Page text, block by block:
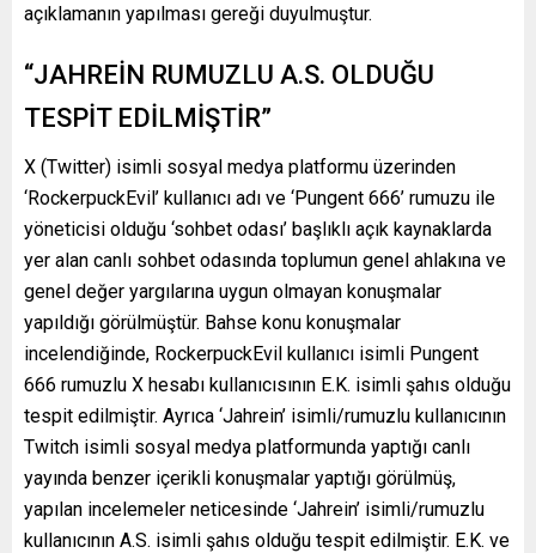
açıklamanın yapılması gereği duyulmuştur.
“JAHREİN RUMUZLU A.S. OLDUĞU
TESPİT EDİLMİŞTİR”
X (Twitter) isimli sosyal medya platformu üzerinden
‘RockerpuckEvil’ kullanıcı adı ve ‘Pungent 666’ rumuzu ile
yöneticisi olduğu ‘sohbet odası’ başlıklı açık kaynaklarda
yer alan canlı sohbet odasında toplumun genel ahlakına ve
genel değer yargılarına uygun olmayan konuşmalar
yapıldığı görülmüştür. Bahse konu konuşmalar
incelendiğinde, RockerpuckEvil kullanıcı isimli Pungent
666 rumuzlu X hesabı kullanıcısının E.K. isimli şahıs olduğu
tespit edilmiştir. Ayrıca ‘Jahrein’ isimli/rumuzlu kullanıcının
Twitch isimli sosyal medya platformunda yaptığı canlı
yayında benzer içerikli konuşmalar yaptığı görülmüş,
yapılan incelemeler neticesinde ‘Jahrein’ isimli/rumuzlu
kullanıcının A.S. isimli şahıs olduğu tespit edilmiştir. E.K. ve